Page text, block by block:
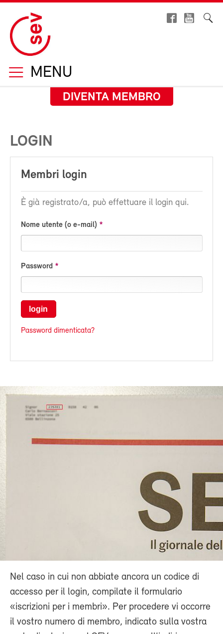
MENU
DIVENTA MEMBRO
LOGIN
Membri login
È già registrato/a, può effettuare il login qui.
Nome utente (o e-mail)
Password
login
Password dimenticata?
Nel caso in cui non abbiate ancora un codice di
accesso per il login, compilate il formulario
«iscrizioni per i membri». Per procedere vi occorre
il vostro numero di membro, indicato sulla vostra